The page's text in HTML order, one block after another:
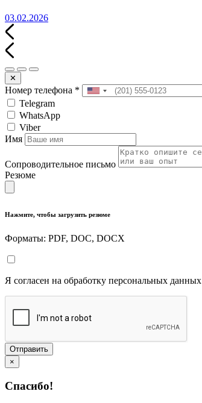
03.02.2026
✕
Номер телефона *
Telegram
WhatsApp
Viber
Имя
Сопроводительное письмо
Резюме
Нажмите, чтобы загрузить резюме
Форматы: PDF, DOC, DOCX
Я согласен на обработку персональных данных
Отправить
×
Спасибо!